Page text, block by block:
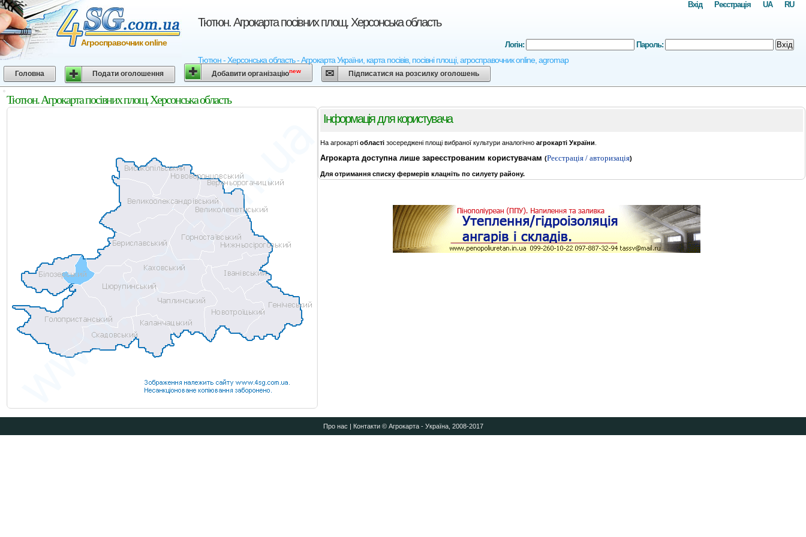
Тютюн. Агрокарта посівних площ. Херсонська область
Тютюн - Херсонська область - Агрокарта України, карта посівів, посівні площі, агросправочник online, agromap
Агросправочник online
RU
UA
Реєстрація
Вхід
Логін: Пароль: Вхід
Головна Подати оголошення Добавити організаціюnew Підписатися на розсилку оголошень
Тютюн. Агрокарта посівних площ. Херсонська область
Інформація для користувача
На агрокарті області зосереджені площі вибраної культури аналогічно агрокарті України
Агрокартадоступна лише зареєстрованим користувачам (Реєстрація / авторизація)
Для отримання списку фермерів клацніть по силуету району.
Про нас | Контакти© Агрокарта - Україна, 2008-2017